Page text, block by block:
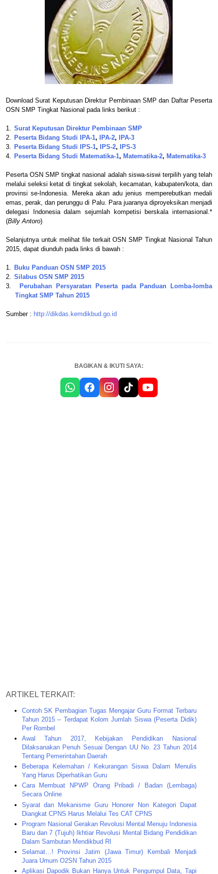
Download Surat Keputusan Direktur Pembinaan SMP dan Daftar Peserta
OSN SMP Tingkat Nasional pada links berikut :
1. Surat Keputusan Direktur Pembinaan SMP
2. Peserta Bidang Studi IPA-1, IPA-2,
IPA-3
3. Peserta Bidang Studi IPS-1, IPS-2,
IPS-3
4. Peserta Bidang Studi Matematika-1, Matematika-2, Matematika-3
Peserta OSN SMP tingkat nasional adalah siswa-siswi terpilih yang telah
melalui seleksi ketat di tingkat sekolah, kecamatan, kabupaten/kota, dan
provinsi se-Indonesia. Mereka akan adu jenius memperebutkan medali
emas, perak, dan perunggu di Palu. Para juaranya diproyeksikan menjadi
delegasi Indonesia dalam sejumlah kompetisi berskala internasional.*
(Billy Antoro)
Selanjutnya untuk melihat file terkait OSN SMP Tingkat Nasional Tahun
2015, dapat diunduh pada links di bawah :
1. Buku Panduan OSN SMP 2015
2. Silabus OSN SMP 2015
3.
Perubahan Persyaratan Peserta pada Panduan Lomba-lomba
Tingkat SMP Tahun 2015
Sumber : http://dikdas.kemdikbud.go.id
BAGIKAN & IKUTI SAYA:
ARTIKEL TERKAIT:
Contoh SK Pembagian Tugas Mengajar Guru Format Terbaru
Tahun 2015 – Terdapat Kolom Jumlah Siswa (Peserta Didik)
Per Rombel
Awal Tahun 2017, Kebijakan Pendidikan Nasional
Dilaksanakan Penuh Sesuai Dengan UU No. 23 Tahun 2014
Tentang Pemerintahan Daerah
Beberapa Kelemahan / Kekurangan Siswa Dalam Menulis
Yang Harus Diperhatikan Guru
Cara Membuat NPWP Orang Pribadi / Badan (Lembaga)
Secara Online
Syarat dan Mekanisme Guru Honorer Non Kategori Dapat
Diangkat CPNS Harus Melalui Tes CAT CPNS
Program Nasional Gerakan Revolusi Mental Menuju Indonesia
Baru dan 7 (Tujuh) Ikhtiar Revolusi Mental Bidang Pendidikan
Dalam Sambutan Mendikbud RI
Selamat…! Provinsi Jatim (Jawa Timur) Kembali Menjadi
Juara Umum O2SN Tahun 2015
Aplikasi Dapodik Bukan Hanya Untuk Pengumpul Data, Tapi